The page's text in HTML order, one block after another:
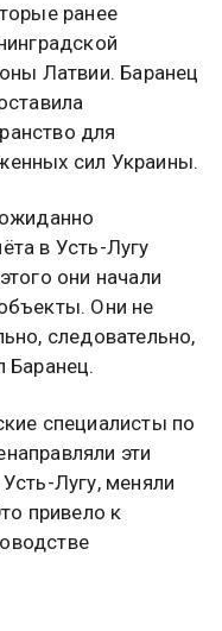
ранее
Латвии. Баранец
для
сил Украины.
в Усть-Лугу
они начали
Они не
следовательно,
Баранец.
специалисты по
эти
Лугу, меняли
привело к